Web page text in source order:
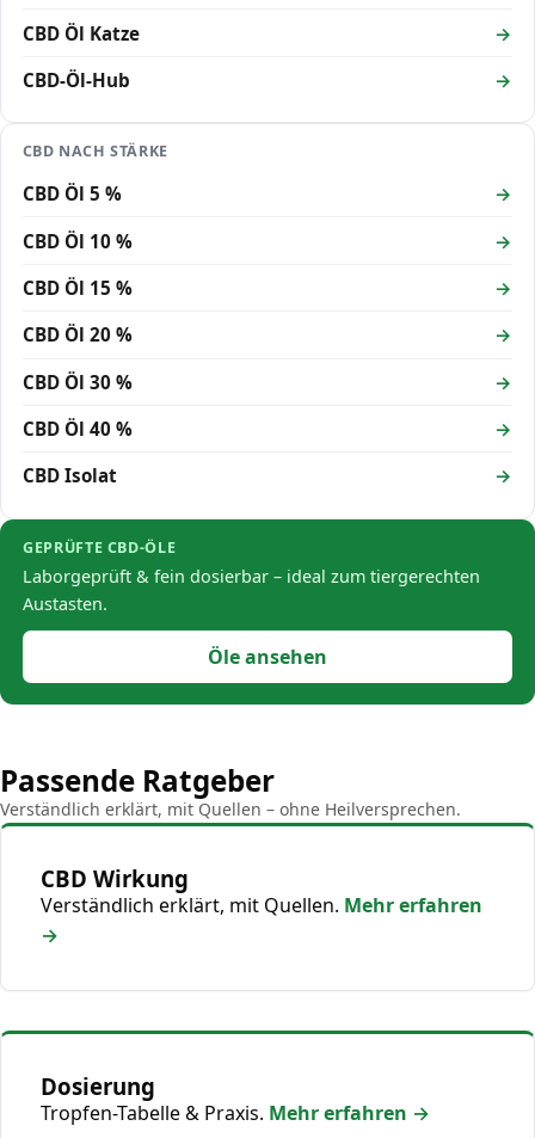
CBD Öl Katze
CBD-Öl-Hub
CBD NACH STÄRKE
CBD Öl 5 %
CBD Öl 10 %
CBD Öl 15 %
CBD Öl 20 %
CBD Öl 30 %
CBD Öl 40 %
CBD Isolat
GEPRÜFTE CBD-ÖLE
Laborgeprüft & fein dosierbar – ideal zum tiergerechten
Austasten.
Öle ansehen
Passende Ratgeber
Verständlich erklärt, mit Quellen – ohne Heilversprechen.
CBD Wirkung
Verständlich erklärt, mit Quellen. Mehr erfahren
→
Dosierung
Tropfen-Tabelle & Praxis. Mehr erfahren →